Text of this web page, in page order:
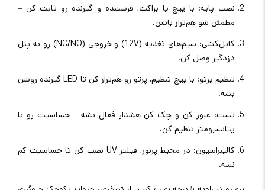
نصب پایه: با پیچ یا براکت, فرستنده و گیرنده رو ثابت کن –
مطمئن شو هم‌تراز باشن.
کابل‌کشی: سیم‌های تغذیه (12V) و خروجی (NC/NO) رو به پنل
دزدگیر وصل کن.
تنظیم پرتو: با پیچ تنظیم, پرتو رو هم‌تراز کن تا LED گیرنده روشن
بشه.
تست: عبور کن و چک کن هشدار فعال بشه – حساسیت رو با
پتانسیومتر تنظیم کن.
کالیبراسیون: در محیط پرنور, فیلتر UV نصب کن تا حساسیت کم
نشه.